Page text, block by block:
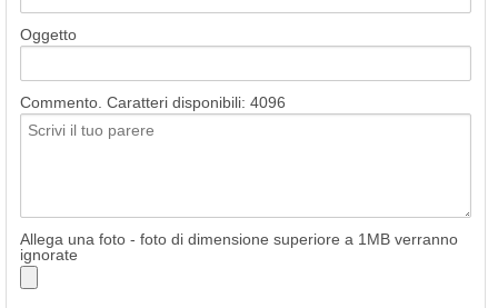
Oggetto
Commento. Caratteri disponibili: 4096
Allega una foto - foto di dimensione superiore a 1MB verranno
ignorate